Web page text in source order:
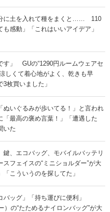
に土を入れて種をまくと…… 110
も感動」「これはいいアイデア」
す」 GUの“1290円ルームウェアセ
しくて着心地がよく、乾きも早
枚買いました」
ぬいぐるみが歩いてる！」と言われ
最高の褒め言葉！」「遭遇した
いた
鍵、エコバッグ、モバイルバッテリ
フェイスの“ミニショルダー”が大
こういうのを探してた」
バッグ」「持ち運びに便利」
）の“たためるナイロンバッグ”が大